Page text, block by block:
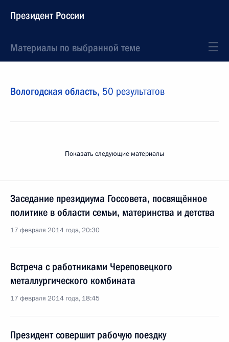
Президент России
Материалы по выбранной теме
Вологодская область, 50 результатов
Показать следующие материалы
Заседание президиума Госсовета, посвящённое
политике в области семьи, материнства и детства
17 февраля 2014 года, 20:30
Встреча с работниками Череповецкого
металлургического комбината
17 февраля 2014 года, 18:45
Президент совершит рабочую поездку